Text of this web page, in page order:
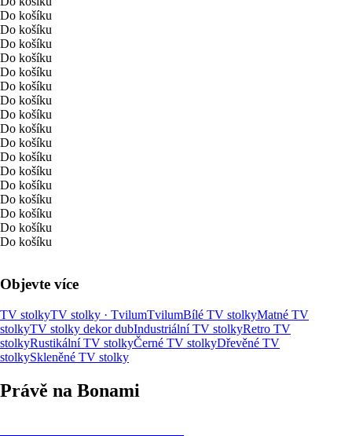
Do košíku
Do košíku
Do košíku
Do košíku
Do košíku
Do košíku
Do košíku
Do košíku
Do košíku
Do košíku
Do košíku
Do košíku
Do košíku
Do košíku
Do košíku
Do košíku
Do košíku
Objevte více
TV stolkyTV stolky · TvilumTvilumBílé TV stolkyMatné TV
stolkyTV stolky dekor dubIndustriální TV stolkyRetro TV
stolkyRustikální TV stolkyČerné TV stolkyDřevěné TV
stolkySkleněné TV stolky
Právě na Bonami